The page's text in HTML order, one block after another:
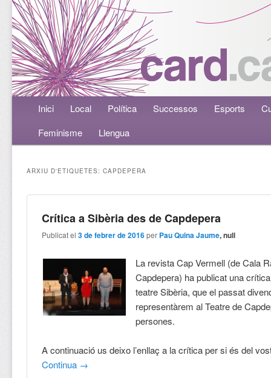
Menú principalAneu al contingut principal
Aneu al contingut secundari
Inici Local Política Successos Esports
Feminisme
Llengua
ARXIU D'ETIQUETES:CAPDEPERA
Crítica a Sibèria des de Capdepera
Publicat el3 de febrer de 2016 per Pau Quina Jaume, null
La revista Cap Vermell (de Cala
Capdepera) ha publicat una
teatre Sibèria, que el passat
representàrem al Teatre de
persones.
A continuació us deixo l’enllaç a la crítica per si és del
Continua →